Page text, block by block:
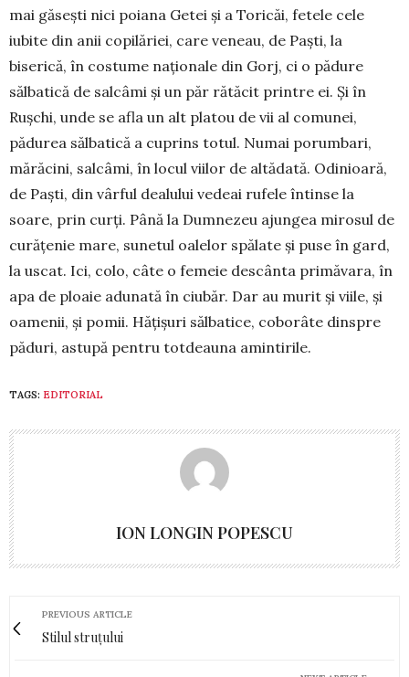
mai găsești nici poiana Getei și a Toricăi, fetele cele
iubite din anii copilăriei, care veneau, de Paști, la
biserică, în costume națio­nale din Gorj, ci o pădure
sălbatică de salcâmi și un păr rătăcit printre ei. Și în
Rușchi, unde se afla un alt platou de vii al comunei,
pădurea sălbatică a cuprins totul. Numai porumbari,
mărăcini, salcâmi, în locul viilor de altădată. Odinioară,
de Paști, din vârful dea­lului vedeai rufele întinse la
soare, prin curți. Până la Dumnezeu ajungea mirosul de
curățenie ma­re, sunetul oalelor spălate și puse în gard,
la uscat. Ici, colo, câte o femeie descânta primăvara, în
apa de ploaie adunată în ciubăr. Dar au murit și viile, și
oamenii, și pomii. Hățișuri sălbatice, coborâte din­spre
păduri, astupă pentru totdeauna amintirile.
TAGS: EDITORIAL
ION LONGIN POPESCU
PREVIOUS ARTICLE
Stilul struțului